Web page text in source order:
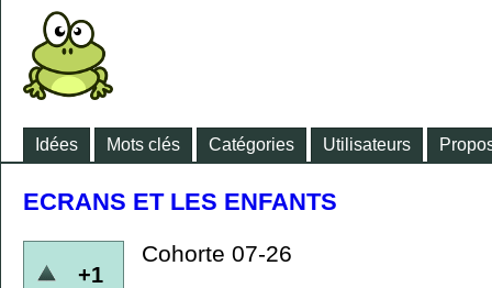
Idées Mots clés Catégories Utilisateurs
ECRANS ET LES ENFANTS
+1
Cohorte 07-26